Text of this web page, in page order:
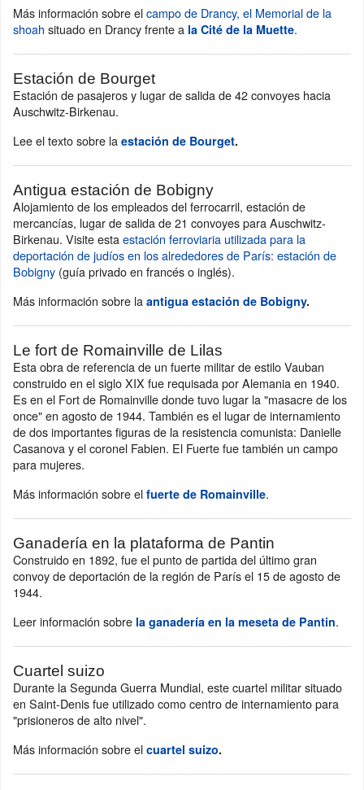
Más información sobre elcampo de Drancy, el Memorial de la
shoah situado en Drancy frente a la Cité de la Muette.
Estación de Bourget
Estación de pasajeros y lugar de salida de 42 convoyes hacia
Auschwitz-Birkenau.
Lee el texto sobre la estación de Bourget.
Antigua estación de Bobigny
Alojamiento de los empleados del ferrocarril, estación de
mercancías, lugar de salida de 21 convoyes para Auschwitz-
Birkenau. Visite estaestación ferroviaria utilizada para la
deportación de judíos en los alrededores de París: estación de
Bobigny (guía privado en francés o inglés).
Más información sobre la antigua estación de Bobigny.
Le fort de Romainville de Lilas
Esta obra de referencia de un fuerte militar de estilo Vauban
construido en el siglo XIX fue requisada por Alemania en 1940.
Es en el Fort de Romainville donde tuvo lugar la "masacre de los
once" en agosto de 1944. También es el lugar de internamiento
de dos importantes figuras de la resistencia comunista: Danielle
Casanova y el coronel Fabien. El Fuerte fue también un campo
para mujeres.
Más información sobre el fuerte de Romainville.
Ganadería en la plataforma de Pantin
Construido en 1892, fue el punto de partida del último gran
convoy de deportación de la región de París el 15 de agosto de
1944.
Leer información sobre la ganadería en la meseta de Pantin.
Cuartel suizo
Durante la Segunda Guerra Mundial, este cuartel militar situado
en Saint-Denis fue utilizado como centro de internamiento para
"prisioneros de alto nivel".
Más información sobre el cuartel suizo.